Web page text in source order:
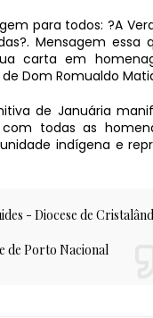
para todos: ?A
Mensagem
carta em
Dom Romualdo
de Januária
todas as
indígena e
- Diocese de
de Porto Nacional